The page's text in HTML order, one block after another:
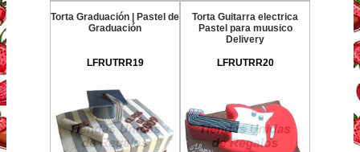
Torta Graduación | Pastel de
Graduación
LFRUTRR19
Torta Guitarra electrica
Pastel para muusico
Delivery
LFRUTRR20